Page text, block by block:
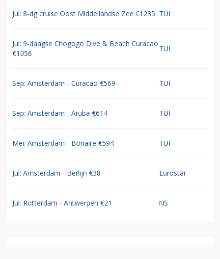
Jul: 8-dg cruise Oost Middellandse Zee €1235 TUI
Jul: 9-daagse Chogogo Dive & Beach Curacao
€1056
TUI
Sep: Amsterdam - Curacao €569 TUI
Sep: Amsterdam - Aruba €614 TUI
Mei: Amsterdam - Bonaire €594 TUI
Jul: Amsterdam - Berlijn €38 Eurostar
Jul: Rotterdam - Antwerpen €21 NS